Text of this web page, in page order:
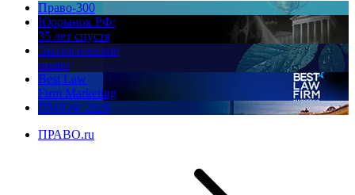
Право-300
Юррынок РФ:
35 лет спустя
Экологическое
право
Best Law
Firm Marketing
ПМЮФ 2026
ПРАВО.ru